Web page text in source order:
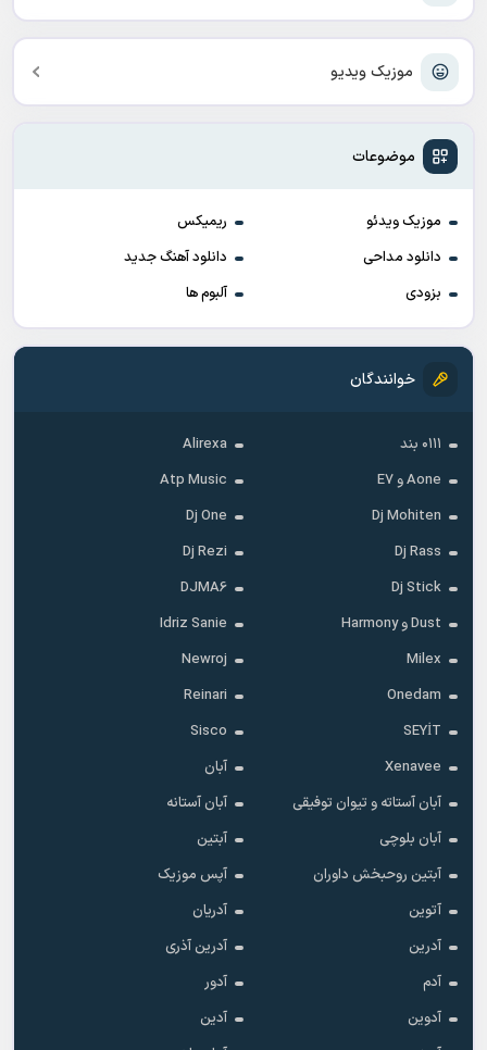
موزیک ویدیو
موضوعات
موزیک ویدئو
ریمیکس
دانلود مداحی
دانلود آهنگ جدید
بزودی
آلبوم ها
خوانندگان
۰۱۱۱ بند
Alirexa
Aone و E7
Atp Music
Dj Mohiten
Dj One
Dj Rass
Dj Rezi
Dj Stick
DJMA6
Dust و Harmony
Idriz Sanie
Milex
Newroj
Onedam
Reinari
SEYİT
Sisco
Xenavee
آبان
آبان آستاته و تیوان توفیقی
آبان آستانه
آبان بلوچی
آبتین
آبتین روحبخش داوران
آپس موزیک
آتوین
آدریان
آدرین
آدرین آذری
آدم
آدور
آدوین
آدین